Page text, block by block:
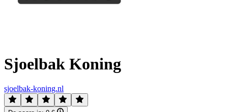
Sjoelbak Koning
sjoelbak-koning.nl